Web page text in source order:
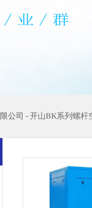
公司 -开山BK系列螺杆
美国专利机头